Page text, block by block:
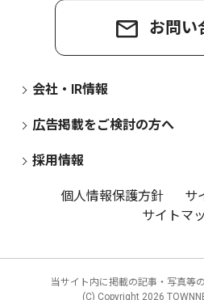
お問い
会社・IR情報
広告掲載をご検討の方へ
採用情報
個人情報保護方針
サ
サイトマ
当サイト内に掲載の記事・写真等
(C) Copyright 2026